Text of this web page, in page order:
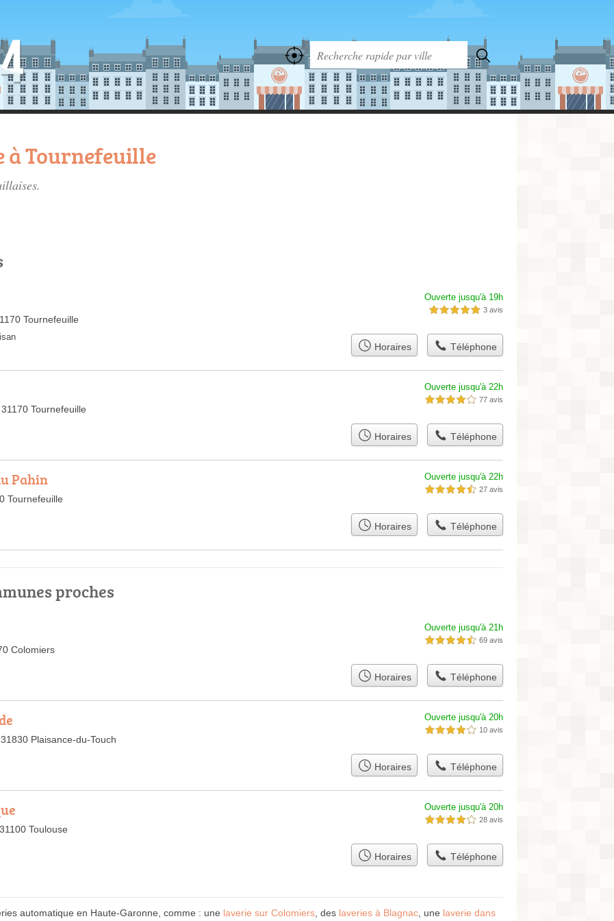
à Tournefeuille
.
Tournefeuille
Ouverte jusqu'à 19h
5,0 étoiles sur 5 3 avis
Horaires Téléphone
Tournefeuille
Ouverte jusqu'à 22h
4,0 étoiles sur 5 77 avis
Horaires Téléphone
Pahin
Tournefeuille
Ouverte jusqu'à 22h
4,5 étoiles sur 5 27 avis
Horaires Téléphone
proches
Colomiers
Ouverte jusqu'à 21h
4,5 étoiles sur 5 69 avis
Horaires Téléphone
Plaisance-du-Touch
Ouverte jusqu'à 20h
4,0 étoiles sur 5 10 avis
Horaires Téléphone
Toulouse
Ouverte jusqu'à 20h
4,0 étoiles sur 5 28 avis
Horaires Téléphone
automatique en Haute-Garonne, comme : une laverie sur Colomiers , des laveries à Blagnac , une laverie dans